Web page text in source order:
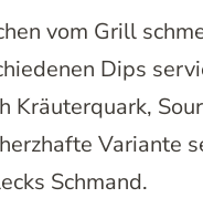
vom Grill
Dips
Kräuterquark,
Variante
Schmand.